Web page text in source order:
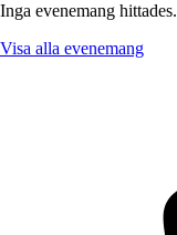
Inga evenemang hittades.
Visa alla evenemang